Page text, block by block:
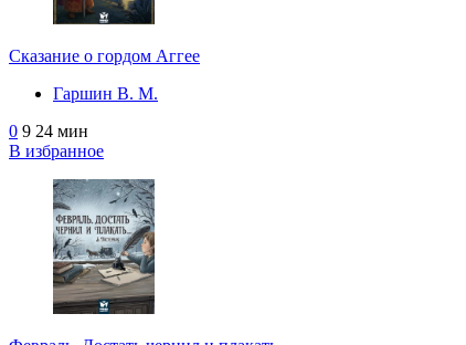
Сказание о гордом Аггее
Гаршин В. М.
0 9 24 мин
В избранное